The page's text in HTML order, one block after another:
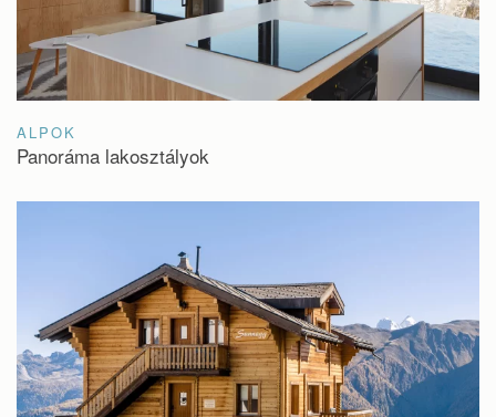
ALPOK
Panoráma lakosztályok